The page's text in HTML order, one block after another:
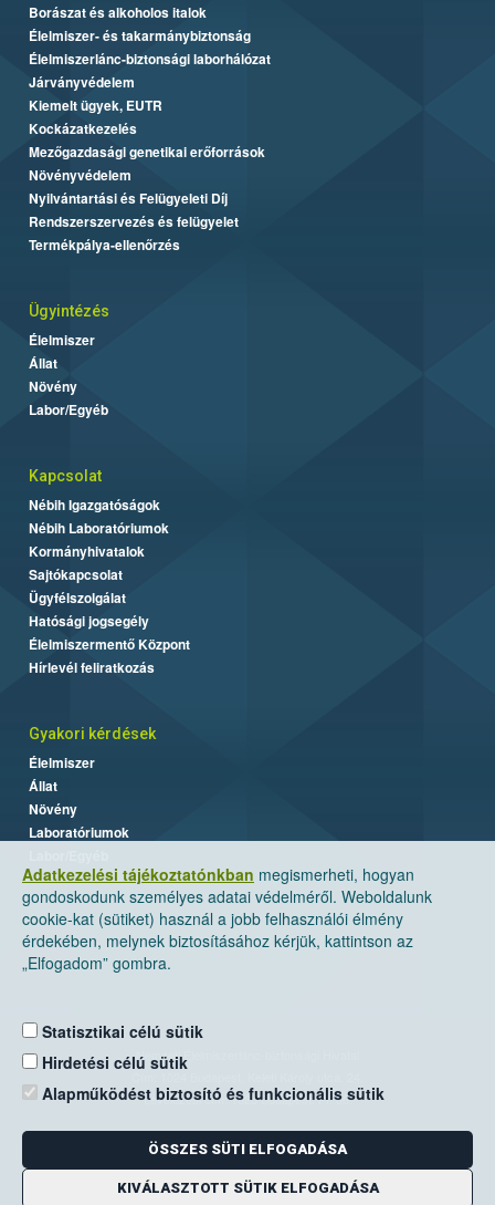
Adatkezelési tájékoztatónkban megismerheti, hogyan
gondoskodunk személyes adatai védelméről. Weboldalunk
cookie-kat (sütiket) használ a jobb felhasználói élmény
érdekében, melynek biztosításához kérjük, kattintson az
„Elfogadom” gombra.
Statisztikai célú sütik
Hirdetési célú sütik
Alapműködést biztosító és funkcionális sütik
ÖSSZES SÜTI ELFOGADÁSA
KIVÁLASZTOTT SÜTIK ELFOGADÁSA
Borászat és alkoholos italok
Élelmiszer- és takarmánybiztonság
Élelmiszerlánc-biztonsági laborhálózat
Járványvédelem
Kiemelt ügyek, EUTR
Kockázatkezelés
Mezőgazdasági genetikai erőforrások
Növényvédelem
Nyilvántartási és Felügyeleti Díj
Rendszerszervezés és felügyelet
Termékpálya-ellenőrzés
Ügyintézés
Élelmiszer
Állat
Növény
Labor/Egyéb
Kapcsolat
Nébih Igazgatóságok
Nébih Laboratóriumok
Kormányhivatalok
Sajtókapcsolat
Ügyfélszolgálat
Hatósági jogsegély
Élelmiszermentő Központ
Hírlevél feliratkozás
Gyakori kérdések
Élelmiszer
Állat
Növény
Laboratóriumok
Nemzeti Élelmiszerlánc-biztonsági Hivatal
Levelezési cím: 1525 Budapest. Pf. 30.
E-mail:ugyfelszolgalat@nebih.gov.hu
Zöld szám: 06-80/263-244